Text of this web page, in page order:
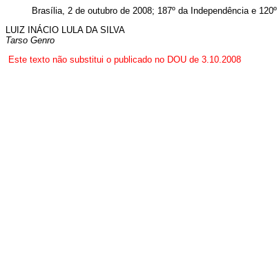
Brasília, 2 de outubro de 2008; 187º da Independência e
LUIZ INÁCIO LULA DA SILVA
Tarso Genro
Este texto não substitui o publicado no DOU de 3.10.2008